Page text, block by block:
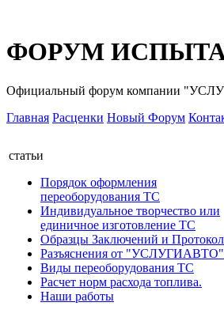
ФОРУМ
Официальный форум компании
Главная Расценки Новый Форум
статьи
Порядок оформления
переоборудования ТС
Индивидуальное творчество или
единичное изготовление ТС
Образцы Заключений и
Разъяснения от "УСЛУГИАВТО"
Виды переоборудования ТС
Расчет норм расхода топлива.
Наши работы